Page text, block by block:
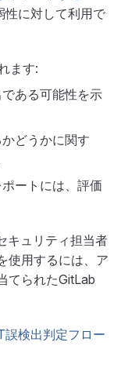
性に対して利用で
ます:
ある可能性を示
どうかに関す
ートには、評価
キュリティ担当者
使用するには、ア
てられたGitLab
誤検出判定フロー